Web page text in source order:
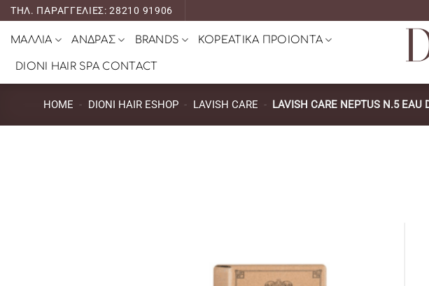
Μετάβαση
ΤΗΛ. ΠΑΡΑΓΓΕΛΙΕΣ: 28210 91906
ΜΑΛΛΙΑ ΑΝΔΡΑΣ BRANDS ΚΟΡΕΑΤΙΚΑ ΠΡΟΙΟΝΤΑ
DIONI HAIR SPA CONTACT
HOME - DIONI HAIR ESHOP - LAVISH CARE - LAVISH CARE NEPTUS N.5 EAU